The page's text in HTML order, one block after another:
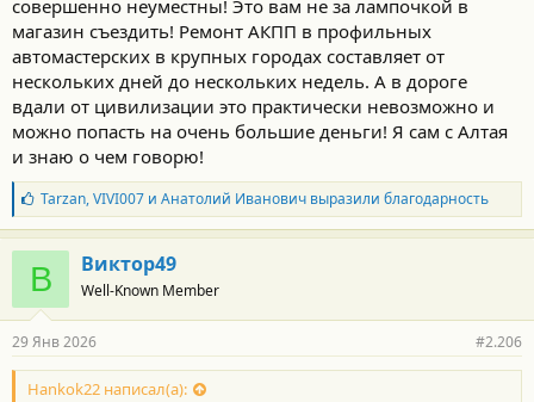
совершенно неуместны! Это вам не за лампочкой в
магазин съездить! Ремонт АКПП в профильных
автомастерских в крупных городах составляет от
нескольких дней до нескольких недель. А в дороге
вдали от цивилизации это практически невозможно и
можно попасть на очень большие деньги! Я сам с Алтая
и знаю о чем говорю!
Б
л
а
г
о
д
а
н
о
с
Tarzan,VIVI007и Анатолий Ивановичвыразили благодарность
В Виктор49
Well-Known Member
29 Янв 2026 #2.206
Hankok22 написал(а):